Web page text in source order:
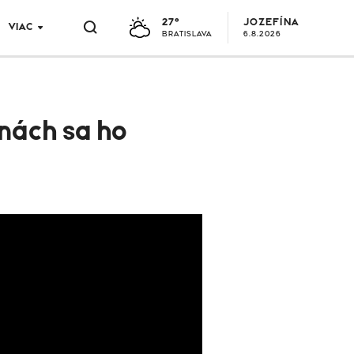
VIAC 27°
BRATISLAVA
JOZEFÍNA
6.8.2026
sa ho